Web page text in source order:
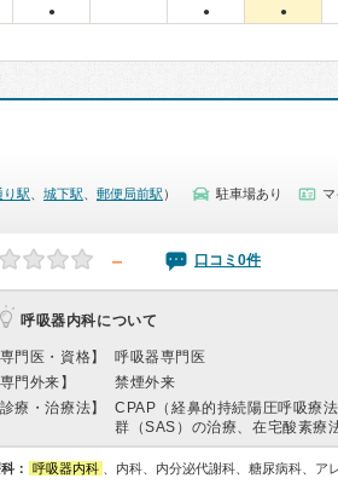
● ● ●
り駅 城下駅 郵便局前駅 ） 駐車場あり
－ 口コミ0件
呼吸器内科について
専門医・資格】
呼吸器専門医
専門外来】
禁煙外来
診療・治療法】
CPAP（経鼻的持続陽圧呼吸療
群（SAS）の治療、在宅酸素療
： 呼吸器内科
、内科、内分泌代謝科、糖尿病科、ア